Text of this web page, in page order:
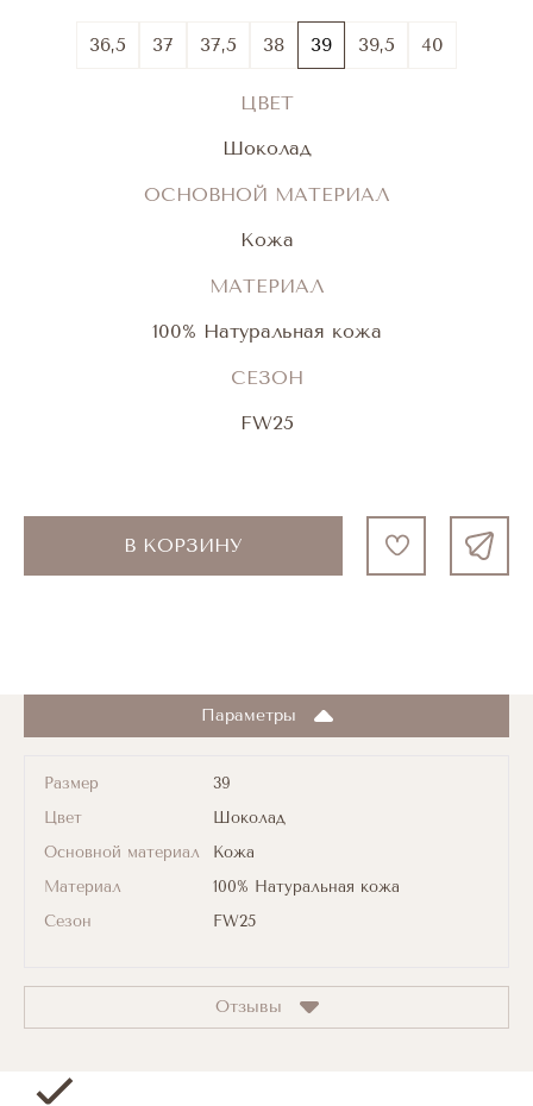
36,5 37 37,5 38 39 39,5 40
ЦВЕТ
Шоколад
ОСНОВНОЙ МАТЕРИАЛ
Кожа
МАТЕРИАЛ
100% Натуральная кожа
СЕЗОН
FW25
В КОРЗИНУ
Параметры
Размер
39
Цвет
Шоколад
Основной материал
Кожа
Материал
100% Натуральная кожа
Сезон
FW25
Отзывы